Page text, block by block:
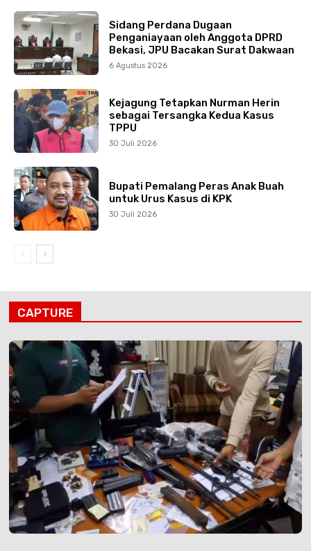
Sidang Perdana Dugaan
Penganiayaan oleh Anggota DPRD
Bekasi, JPU Bacakan Surat Dakwaan
6 Agustus 2026
Kejagung Tetapkan Nurman Herin
sebagai Tersangka Kedua Kasus
TPPU
30 Juli 2026
Bupati Pemalang Peras Anak Buah
untuk Urus Kasus di KPK
30 Juli 2026
CAPTURE